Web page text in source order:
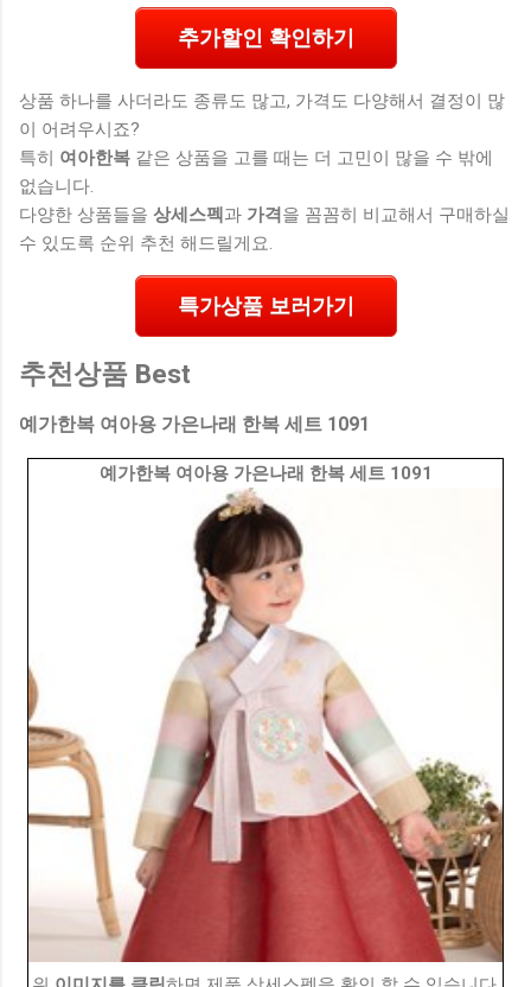
추가할인 확인하기
상품 하나를 사더라도 종류도 많고, 가격도 다양해서 결정이 많
이 어려우시죠?
특히 여아한복 같은 상품을 고를 때는 더 고민이 많을 수 밖에
없습니다.
다양한 상품들을 상세스펙 과 가격 을 꼼꼼히 비교해서 구매하실
수 있도록 순위 추천 해드릴게요.
특가상품 보러가기
추천상품 Best
예가한복 여아용 가은나래 한복 세트 1091
예가한복 여아용 가은나래 한복 세트 1091